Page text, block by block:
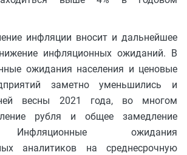
инфляции вносит и дальнейшее
инфляционных ожиданий. В
ожидания населения и ценовые
заметно уменьшились и
весны 2021 года, во многом
рубля и общее замедление
ожидания
аналитиков на среднесрочную